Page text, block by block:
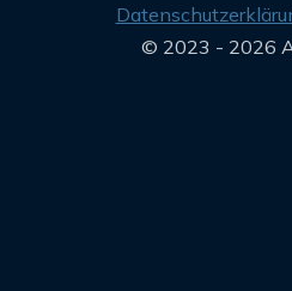
© 2023 - 2026